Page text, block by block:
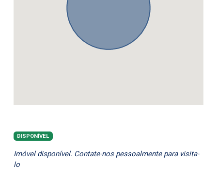
DISPONÍVEL
Imóvel disponível. Contate-nos pessoalmente para visita-
lo